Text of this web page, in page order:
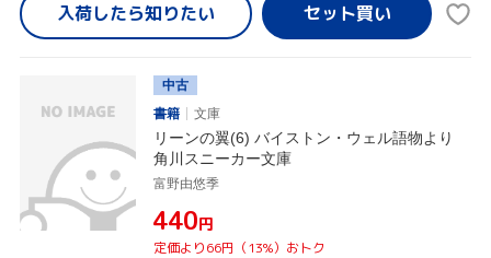
入荷したら知りたい
中古
書籍
文庫
リーンの翼(6) バイストン・ウェル語物より
角川スニーカー文庫
富野由悠季
¥440円
定価より66円（13%）おトク